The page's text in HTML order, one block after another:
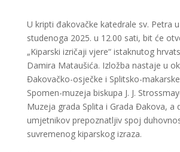
U kripti đakovačke katedrale sv. Petra
studenoga 2025. u 12.00 sati, bit će
„Kiparski izričaji vjere“ istaknutog
Damira Mataušića. Izložba nastaje u
Đakovačko-osječke i Splitsko-
Spomen-muzeja biskupa J. J.
Muzeja grada Splita i Grada Đakova, a
umjetnikov prepoznatljiv spoj
suvremenog kiparskog izraza.